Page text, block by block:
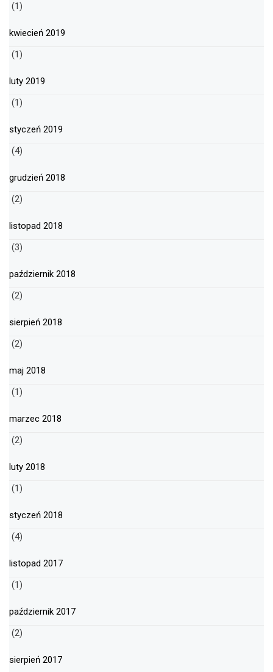
(1)
kwiecień 2019
(1)
luty 2019
(1)
styczeń 2019
(4)
grudzień 2018
(2)
listopad 2018
(3)
październik 2018
(2)
sierpień 2018
(2)
maj 2018
(1)
marzec 2018
(2)
luty 2018
(1)
styczeń 2018
(4)
listopad 2017
(1)
październik 2017
(2)
sierpień 2017